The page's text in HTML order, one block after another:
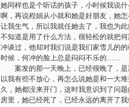
她同样也是个听话的孩子，小时候我说
啊，再说程娟从小就和她是好朋友，她
让我生气，所以我就任她去了，我也为
不知道是用了什么方法，很轻松的就把
冲谈过，他却对我们说是我们家雪儿的
时候，何冲的脸上总是闷闷不乐的……
案发的那一天晚上，已经很晚了，是
以我有些不放心，再怎么说她是和一大
久，她都没来开门，这时我意识到了问
房里，她已经死了，已经永远的离开了